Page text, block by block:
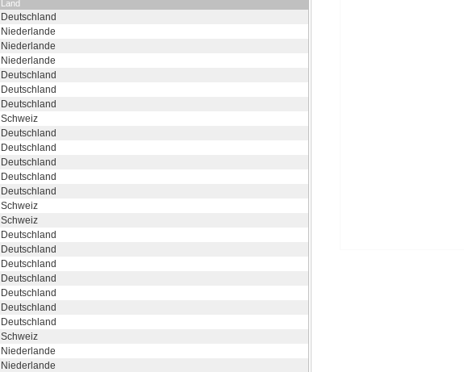
Land
Deutschland
Niederlande
Niederlande
Niederlande
Deutschland
Deutschland
Deutschland
Schweiz
Deutschland
Deutschland
Deutschland
Deutschland
Deutschland
Schweiz
Schweiz
Deutschland
Deutschland
Deutschland
Deutschland
Deutschland
Deutschland
Deutschland
Schweiz
Niederlande
Niederlande